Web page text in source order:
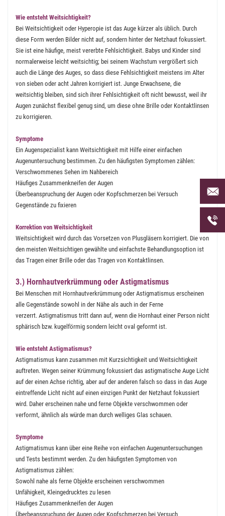
Wie entsteht Weitsichtigkeit?
Bei Weitsichtigkeit oder Hyperopie ist das Auge kürzer als üblich. Durch
diese Form werden Bilder nicht auf, sondern hinter der Netzhaut fokussiert.
Sie ist eine häufige, meist vererbte Fehlsichtigkeit. Babys und Kinder sind
normalerweise leicht weitsichtig; bei seinem Wachstum vergrößert sich
auch die Länge des Auges, so dass diese Fehlsichtigkeit meistens im Alter
von sieben oder acht Jahren korrigiert ist. Junge Erwachsene, die
weitsichtig bleiben, sind sich ihrer Fehlsichtigkeit oft nicht bewusst, weil ihr
Augen zunächst flexibel genug sind, um diese ohne Brille oder Kontaktlinsen
zu korrigieren.
Symptome
Ein Augenspezialist kann Weitsichtigkeit mit Hilfe einer einfachen
Augenuntersuchung bestimmen. Zu den häufigsten Symptomen zählen:
Verschwommenes Sehen im Nahbereich
Häufiges Zusammenkneifen der Augen
Überbeanspruchung der Augen oder Kopfschmerzen bei Versuch
Gegenstände zu fixieren
Korrektion von Weitsichtigkeit
Weitsichtigkeit wird durch das Vorsetzen von Plusgläsern korrigiert. Die von
den meisten Weitsichtigen gewählte und einfachste Behandlungsoption ist
das Tragen einer Brille oder das Tragen von Kontaktlinsen.
3.) Hornhautverkrümmung oder Astigmatismus
Bei Menschen mit Hornhautverkrümmung oder Astigmatismus erscheinen
alle Gegenstände sowohl in der Nähe als auch in der Ferne
verzerrt. Astigmatismus tritt dann auf, wenn die Hornhaut einer Person nicht
sphärisch bzw. kugelförmig sondern leicht oval geformt ist.
Wie entsteht Astigmatismus?
Astigmatismus kann zusammen mit Kurzsichtigkeit und Weitsichtigkeit
auftreten. Wegen seiner Krümmung fokussiert das astigmatische Auge Licht
auf der einen Achse richtig, aber auf der anderen falsch so dass in das Auge
eintreffende Licht nicht auf einen einzigen Punkt der Netzhaut fokussiert
wird. Daher erscheinen nahe und ferne Objekte verschwommen oder
verformt, ähnlich als würde man durch welliges Glas schauen.
Symptome
Astigmatismus kann über eine Reihe von einfachen Augenuntersuchungen
und Tests bestimmt werden. Zu den häufigsten Symptomen von
Astigmatismus zählen:
Sowohl nahe als ferne Objekte erscheinen verschwommen
Unfähigkeit, Kleingedrucktes zu lesen
Häufiges Zusammenkneifen der Augen
Überbeanspruchung der Augen oder Kopfschmerzen bei Versuch
Per
uns
uns